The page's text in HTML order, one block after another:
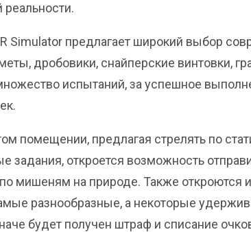
Simulator предлагает широкий выбор
дробовики, снайперские винтовки,
испытаний, за успешное
помещении, предлагая стрелять по
задания, откроется возможность
мишеням на природе. Также откроются
разнообразные, а некоторые
будет получен штраф и списание